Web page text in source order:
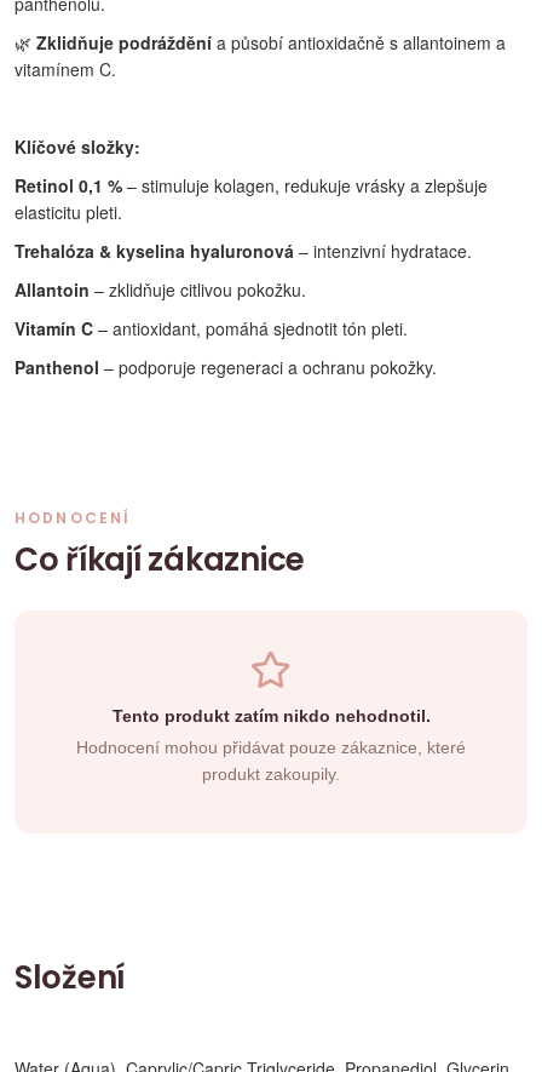
🌿 Zklidňuje podráždění a působí antioxidačně s allantoinem a
vitamínem C.
Klíčové složky:
Retinol 0,1 % – stimuluje kolagen, redukuje vrásky a zlepšuje
elasticitu pleti.
Trehalóza & kyselina hyaluronová – intenzivní hydratace.
Allantoin – zklidňuje citlivou pokožku.
Vitamín C – antioxidant, pomáhá sjednotit tón pleti.
Panthenol – podporuje regeneraci a ochranu pokožky.
HODNOCENÍ
Co říkají zákaznice
Tento produkt zatím nikdo nehodnotil.
Hodnocení mohou přidávat pouze zákaznice, které
produkt zakoupily.
Složení